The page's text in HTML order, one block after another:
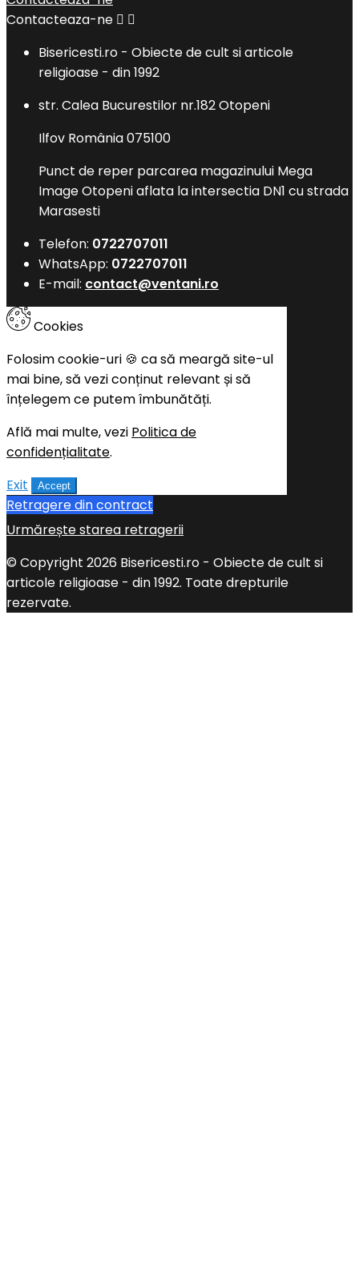
Contacteaza-ne  
Bisericesti.ro - Obiecte de cult si articole
religioase - din 1992
str. Calea Bucurestilor nr.182 Otopeni
Ilfov România 075100
Punct de reper parcarea magazinului Mega
Image Otopeni aflata la intersectia DN1 cu strada
Marasesti
Telefon: 0722707011
WhatsApp: 0722707011
E-mail: contact@ventani.ro
Cookies
Folosim cookie-uri 🍪 ca să meargă site-ul
mai bine, să vezi conținut relevant și să
înțelegem ce putem îmbunătăți.
Află mai multe, vezi Politica de
confidențialitate.
Exit
Accept
Retragere din contract
Urmărește starea retragerii
© Copyright 2026 Bisericesti.ro - Obiecte de cult si
articole religioase - din 1992. Toate drepturile
rezervate.